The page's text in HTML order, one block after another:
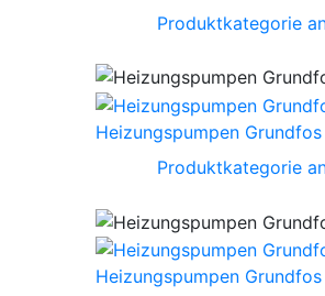
Produktkategorie
Heizungspumpen Grundfos
Produktkategorie
Heizungspumpen